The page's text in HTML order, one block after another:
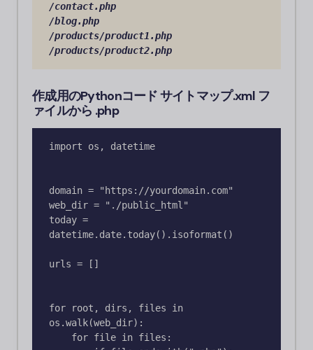
/contact.php
/blog.php
/products/product1.php
/products/product2.php
作成用のPythonコードサイトマップ.xml フ
ァイルから .php
import os, datetime
domain = "https://yourdomain.com"
web_dir = "./public_html"
today =
datetime.date.today().isoformat()
urls = []
for root, dirs, files in
os.walk(web_dir):